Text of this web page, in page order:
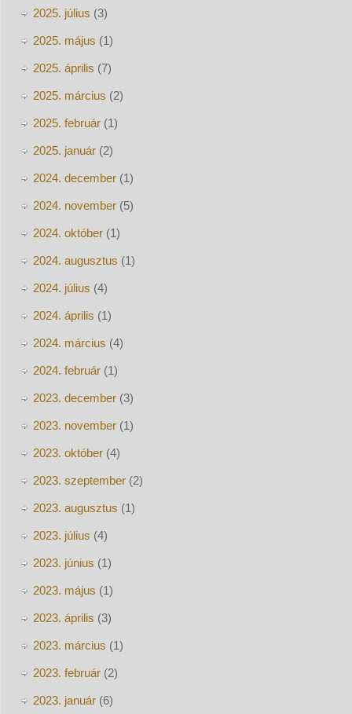
2025. július (3)
2025. május (1)
2025. április (7)
2025. március (2)
2025. február(1)
2025. január(2)
2024. december(1)
2024. november(5)
2024. október(1)
2024. augusztus (1)
2024. július (4)
2024. április (1)
2024. március (4)
2024. február(1)
2023. december(3)
2023. november(1)
2023. október(4)
2023. szeptember(2)
2023. augusztus (1)
2023. július (4)
2023. június (1)
2023. május (1)
2023. április (3)
2023. március (1)
2023. február(2)
2023. január(6)